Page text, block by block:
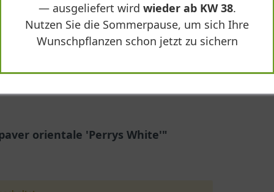
im Folgejahr
orientale 'Perry's White', ist eine beeindruckende
jedem Beet eine elegante Note. Diese robuste und
für Bienen, Hummeln und Schmetterlinge. In den
über die Pflege bis hin zu passenden Pflanzpartnern.
orientale 'Perrys White'"
— ausgeliefert wird wieder ab KW 38.
Nutzen Sie die Sommerpause, um sich Ihre
Wunschpflanzen schon jetzt zu sichern